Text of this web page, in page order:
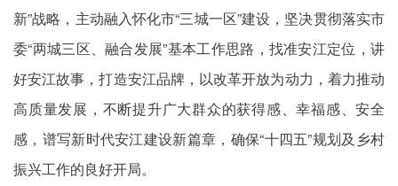
新”战略，主动融入怀化市“三城一区”建设，坚决贯彻落实市
委“两城三区、融合发展”基本工作思路，找准安江定位，讲
好安江故事，打造安江品牌，以改革开放为动力，着力推动
高质量发展，不断提升广大群众的获得感、幸福感、安全
感，谱写新时代安江建设新篇章，确保“十四五”规划及乡村
振兴工作的良好开局。